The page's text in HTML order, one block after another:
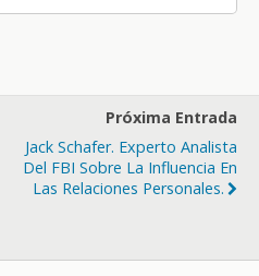
Próxima Entrada
Jack Schafer. Experto Analista
Del FBI Sobre La Influencia En
Las Relaciones Personales.